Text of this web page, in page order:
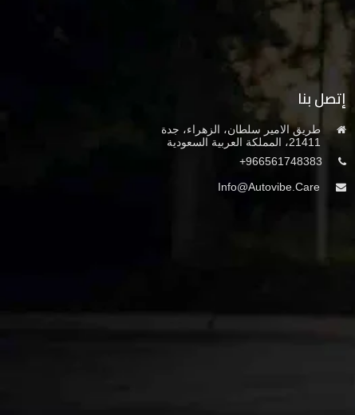
إتصل بنا
طريق الامير سلطان، الزهراء، جدة
21411، المملكة العربية السعودية
966561748383+
Info@autovibe.care